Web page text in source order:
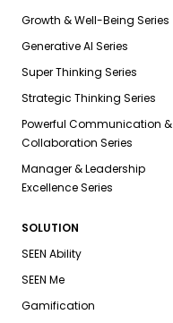
Growth & Well-Being Series
Generative AI Series
Super Thinking Series
Strategic Thinking Series
Powerful Communication &
Collaboration Series
Manager & Leadership
Excellence Series
SOLUTION
SEEN Ability
SEEN Me
Gamification